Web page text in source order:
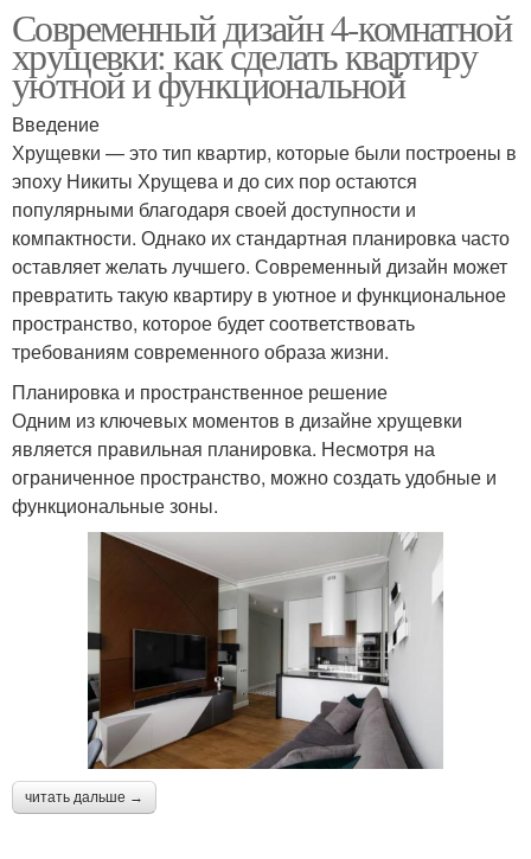
Современный дизайн 4-комнатной
хрущевки: как сделать квартиру
уютной и функциональной
Введение
Хрущевки — это тип квартир, которые были построены в
эпоху Никиты Хрущева и до сих пор остаются
популярными благодаря своей доступности и
компактности. Однако их стандартная планировка часто
оставляет желать лучшего. Современный дизайн может
превратить такую квартиру в уютное и функциональное
пространство, которое будет соответствовать
требованиям современного образа жизни.
Планировка и пространственное решение
Одним из ключевых моментов в дизайне хрущевки
является правильная планировка. Несмотря на
ограниченное пространство, можно создать удобные и
функциональные зоны.
читать дальше →